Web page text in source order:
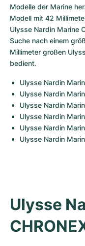
Modelle der Marine
Modell mit 42
Ulysse Nardin Marine
Suche nach einem
Millimeter großen
bedient.
Ulysse Nardin
Ulysse Nardin
Ulysse Nardin
Ulysse Nardin
Ulysse Nardin
Ulysse Nardin
Ulysse